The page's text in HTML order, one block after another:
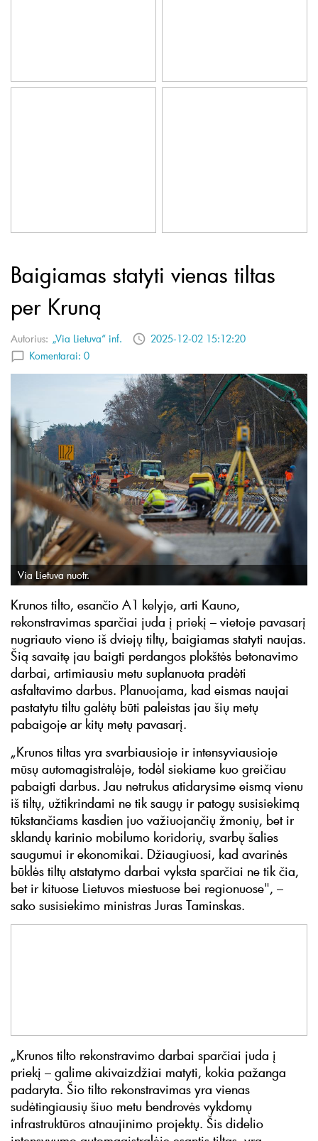
Baigiamas statyti vienas tiltas
per Kruną
Autorius: „Via Lietuva“ inf.
2025-12-02 15:12:20
Komentarai: 0
Via Lietuva nuotr.
Krunos tilto, esančio A1 kelyje, arti Kauno,
rekonstravimas sparčiai juda į priekį – vietoje pavasarį
nugriauto vieno iš dviejų tiltų, baigiamas statyti naujas.
Šią savaitę jau baigti perdangos plokštės betonavimo
darbai, artimiausiu metu suplanuota pradėti
asfaltavimo darbus. Planuojama, kad eismas naujai
pastatytu tiltu galėtų būti paleistas jau šių metų
pabaigoje ar kitų metų pavasarį.
„Krunos tiltas yra svarbiausioje ir intensyviausioje
mūsų automagistralėje, todėl siekiame kuo greičiau
pabaigti darbus. Jau netrukus atidarysime eismą vienu
iš tiltų, užtikrindami ne tik saugų ir patogų susisiekimą
tūkstančiams kasdien juo važiuojančių žmonių, bet ir
sklandų karinio mobilumo koridorių, svarbų šalies
saugumui ir ekonomikai. Džiaugiuosi, kad avarinės
būklės tiltų atstatymo darbai vyksta sparčiai ne tik čia,
bet ir kituose Lietuvos miestuose bei regionuose", –
sako susisiekimo ministras Juras Taminskas.
„Krunos tilto rekonstravimo darbai sparčiai juda į
priekį – galime akivaizdžiai matyti, kokia pažanga
padaryta. Šio tilto rekonstravimas yra vienas
sudėtingiausių šiuo metu bendrovės vykdomų
infrastruktūros atnaujinimo projektų. Šis didelio